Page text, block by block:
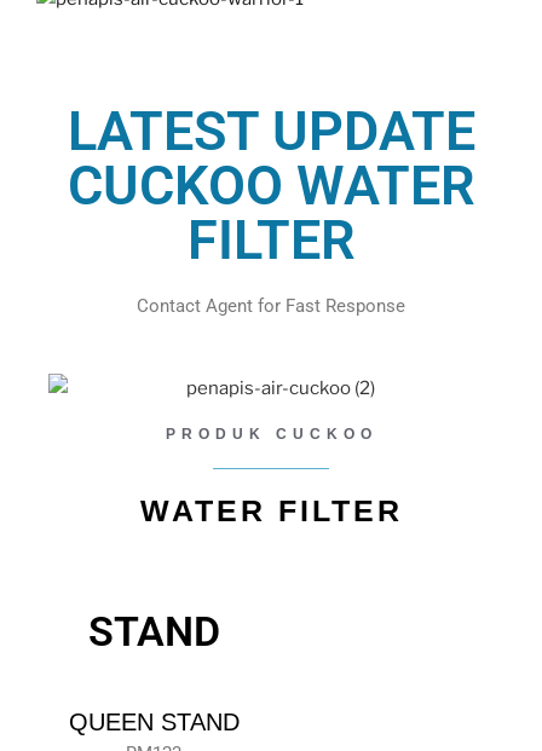
LATEST UPDATE
CUCKOO WATER
FILTER
Contact Agent for Fast Response
PRODUK CUCKOO
WATER FILTER
STAND
QUEEN STAND